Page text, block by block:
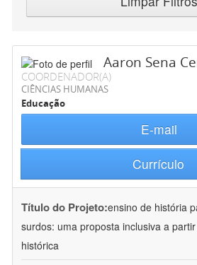
Aaron Sena
COORDENADOR(A)
CIÊNCIAS HUMANAS
Educação
E-mail
Currículo
Título do Projeto:ensino de história
surdos: uma proposta inclusiva a
histórica